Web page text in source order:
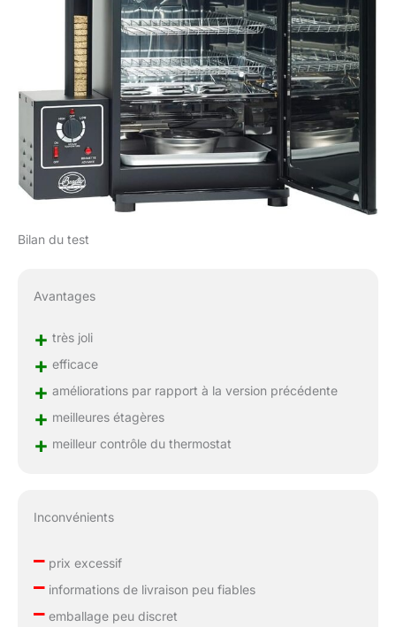
Bilan du test
Avantages
+ très joli
+ efficace
+ améliorations par rapport à la version précédente
+ meilleures étagères
+ meilleur contrôle du thermostat
Inconvénients
–prix excessif
–informations de livraison peu fiables
–emballage peu discret